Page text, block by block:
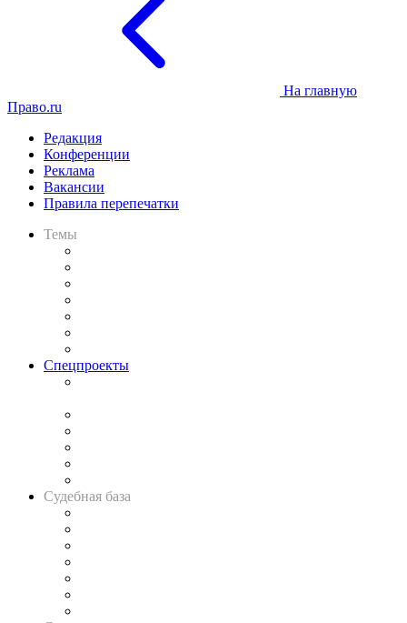
На главную
Право.ru
Редакция
Конференции
Реклама
Вакансии
Правила перепечатки
Темы
Спецпроекты
Судебная база